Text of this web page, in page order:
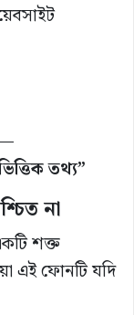
তথ্য”
না
শক্ত
এই ফোনটি যদি